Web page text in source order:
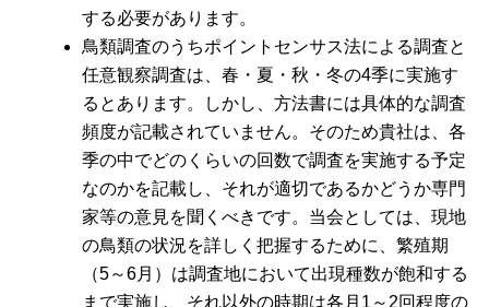
する必要があります。
鳥類調査のうちポイントセンサス法による調査と
任意観察調査は、春・夏・秋・冬の4季に実施す
るとあります。しかし、方法書には具体的な調査
頻度が記載されていません。そのため貴社は、各
季の中でどのくらいの回数で調査を実施する予定
なのかを記載し、それが適切であるかどうか専門
家等の意見を聞くべきです。当会としては、現地
の鳥類の状況を詳しく把握するために、繁殖期
（5～6月）は調査地において出現種数が飽和する
まで実施し、それ以外の時期は各月1～2回程度の